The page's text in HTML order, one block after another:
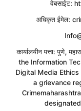
​वेबसाईट:
​अधिकृत ईमेल:
​कार्यालयीन पत्ता: पुणे,
the Information
Digital Media
a grievance